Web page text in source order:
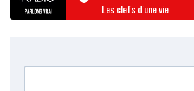
Les clefs d'une vie